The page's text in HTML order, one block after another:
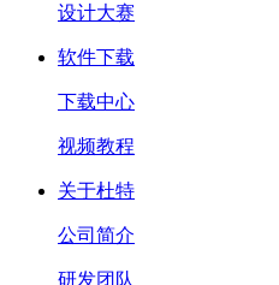
设计大赛
软件下载
下载中心
视频教程
关于杜特
公司简介
研发团队